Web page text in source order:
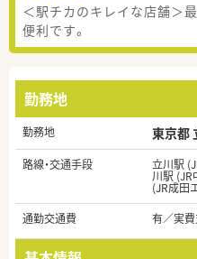
＜駅チカのキレイな店舗＞
便利です。
勤務地
勤務地 東京都
路線・交通手段 立川駅
川駅 (JR
(JR成田
通勤交通費
有／実